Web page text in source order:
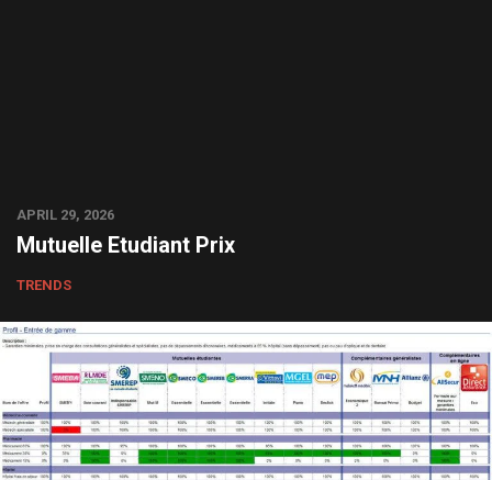
APRIL 29, 2026
Mutuelle Etudiant Prix
TRENDS